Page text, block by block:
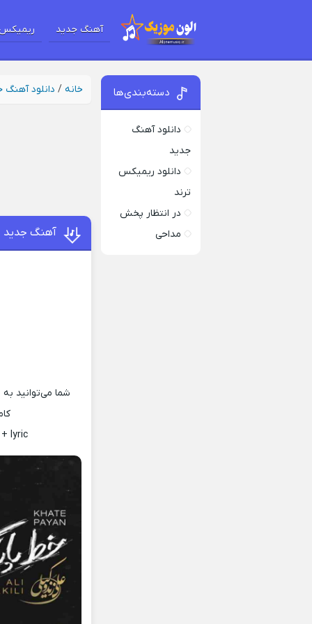
آهنگ جدید
خانه / دانلود آهنگ
آهنگ جدید
شما می‌توانید
lyric
دسته‌بندی‌ها
دانلود آهنگ
جدید
دانلود ریمیکس
ترند
در انتظار پخش
مداحی